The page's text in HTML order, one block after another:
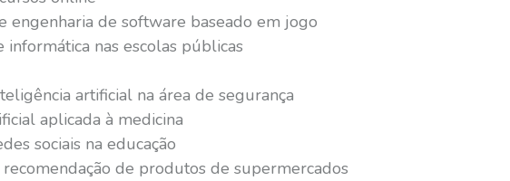
engenharia de software baseado em jogo
informática nas escolas públicas
artificial na área de segurança
aplicada à medicina
sociais na educação
de produtos de supermercados